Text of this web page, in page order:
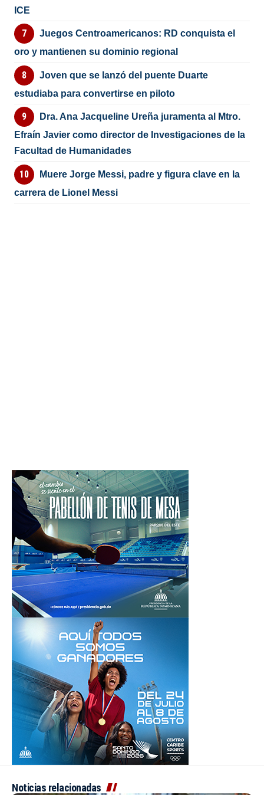
ICE
Juegos Centroamericanos: RD conquista el
oro y mantienen su dominio regional
Joven que se lanzó del puente Duarte
estudiaba para convertirse en piloto
Dra. Ana Jacqueline Ureña juramenta al Mtro.
Efraín Javier como director de Investigaciones de la
Facultad de Humanidades
Muere Jorge Messi, padre y figura clave en la
carrera de Lionel Messi
Noticias relacionadas